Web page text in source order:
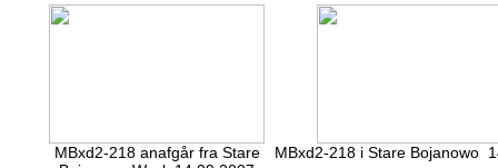
MBxd2-218 anafgår fra Stare
MBxd2-218 i Stare Bojanowo